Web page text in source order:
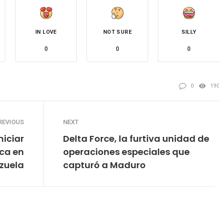
IN LOVE
0
NOT SURE
0
SILLY
0
0 190
en
NEXT
Delta Force, la furtiva unidad de
operaciones especiales que
capturó a Maduro